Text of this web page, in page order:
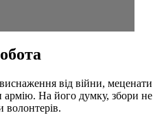
від війни, меценати
На його думку, збори не
волонтерів.